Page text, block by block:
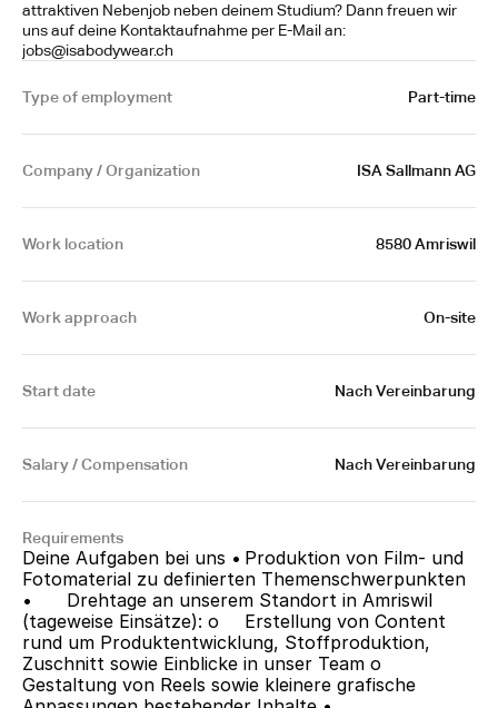
attraktiven Nebenjob neben deinem Studium? Dann freuen wir
uns auf deine Kontaktaufnahme per E-Mail an:
jobs@isabodywear.ch
Type of employment Part-time
Company / Organization ISA Sallmann AG
Work location 8580 Amriswil
Work approach On-site
Start date Nach Vereinbarung
Salary / Compensation Nach Vereinbarung
Requirements
Deine Aufgaben bei uns •	Produktion von Film- und
Fotomaterial zu definierten Themenschwerpunkten
•	Drehtage an unserem Standort in Amriswil
(tageweise Einsätze): o	Erstellung von Content
rund um Produktentwicklung, Stoffproduktion,
Zuschnitt sowie Einblicke in unser Team o
Gestaltung von Reels sowie kleinere grafische